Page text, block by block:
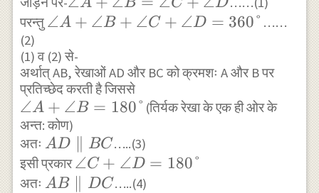
C
D
A+\angle
C+\angle
D
A B C D
परन्तु \angle
B+\angle
C+\angle
D=360°
∠A + ∠B + ∠C + ∠D = 360° ……
(2)
(1) व (2) से-
अर्थात् AB, रेखाओं AD और BC को क्रमशः A और B पर
प्रतिच्छेद करती है जिससे
\angle
A+\angle
B=180°
∠A + ∠B = 180° (तिर्यक रेखा के एक ही ओर के
अन्त: कोण)
अतः AD
\parallel
BC
AD BC…..(3)
इसी प्रकार\angle
C+\angle
∠C + ∠D = 180°
अतः AB
AB DC…..(4)